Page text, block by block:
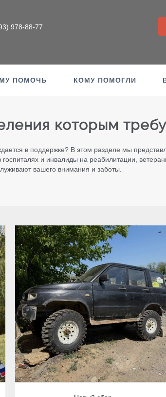
978-88-77
ПОМОЧЬ КОМУ ПОМОГЛИ
которым
в поддержке? В этом разделе мы
и инвалиды на реабилитации,
вашего внимания и заботы.